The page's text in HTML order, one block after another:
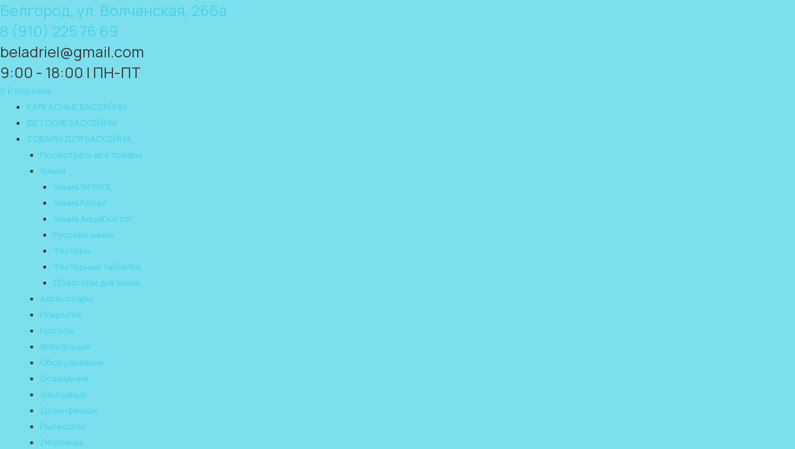
Белгород, ул. Волчанская, 266а
8 (910) 225 76 69
beladriel@gmail.com
9:00 - 18:00 | ПН-ПТ
0 ₽Корзина
КАРКАСНЫЕ БАССЕЙНЫ
ДЕТСКИЕ БАССЕЙНЫ
ТОВАРЫ ДЛЯ БАССЕЙНА
Посмотреть все товары
Химия
Химия BAYROL
Химия Kenaz
Химия AquaDoctor
Русская химия
Тестеры
Тестерные таблетки
Дозаторы для химии
Аксессуары
Покрытия
Насосы
Фильтрация
Оборудование
Освещение
Закладные
Дезинфекция
Пылесосы
Лестницы